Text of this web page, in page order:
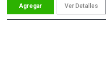
Ver Detalles